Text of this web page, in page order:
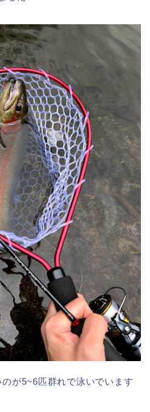
が5~6匹群れで泳いでいます